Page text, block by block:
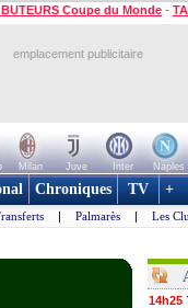
Coupe du Monde -
emplacement publicitaire
Milan Juve Inter Naples
Chroniques TV +
| Palmarès | Les
14h25